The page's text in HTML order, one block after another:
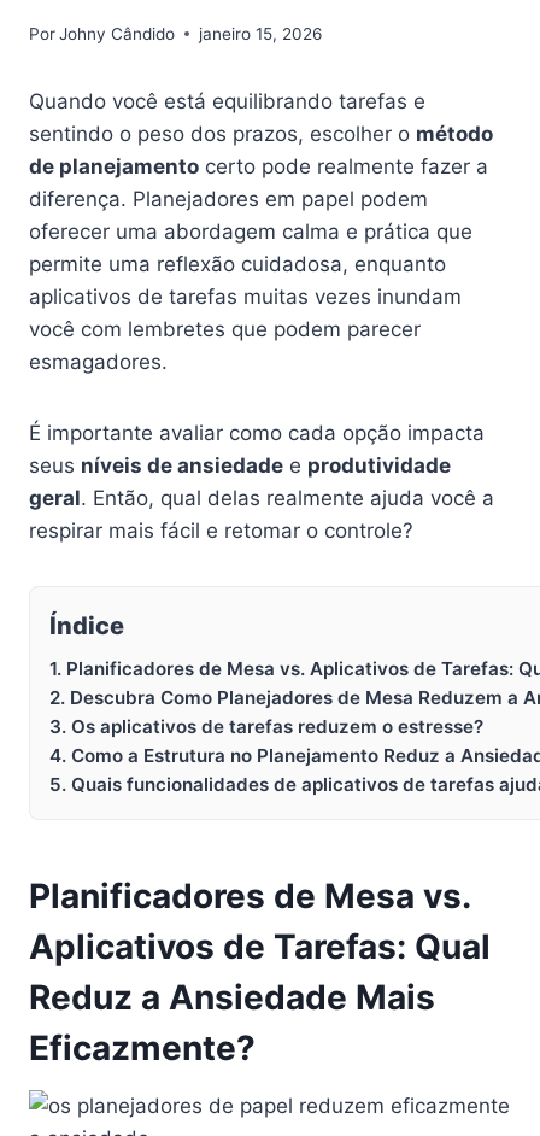
PorJohny Cândido janeiro 15, 2026
Quando você está equilibrando tarefas e
sentindo o peso dos prazos, escolher o método
de planejamento certo pode realmente fazer a
diferença. Planejadores em papel podem
oferecer uma abordagem calma e prática que
permite uma reflexão cuidadosa, enquanto
aplicativos de tarefas muitas vezes inundam
você com lembretes que podem parecer
esmagadores.
É importante avaliar como cada opção impacta
seus níveis de ansiedade e produtividade
geral. Então, qual delas realmente ajuda você a
respirar mais fácil e retomar o controle?
Índice
1. Planificadores de Mesa vs. Aplicativos de Tarefas:
2. Descubra Como Planejadores de Mesa Reduzem a
3. Os aplicativos de tarefas reduzem o estresse?
4. Como a Estrutura no Planejamento Reduz a
5. Quais funcionalidades de aplicativos de tarefas
Planificadores de Mesa vs.
Aplicativos de Tarefas: Qual
Reduz a Ansiedade Mais
Eficazmente?